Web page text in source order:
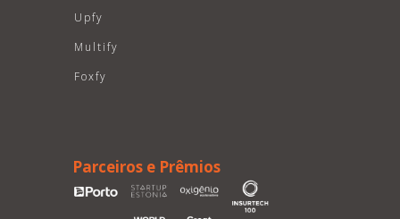
Upfy
Multify
Foxfy
Parceiros e Prêmios